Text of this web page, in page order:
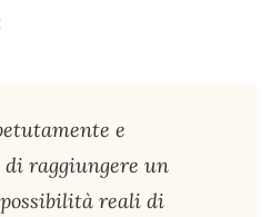
e
di raggiungere un
reali di